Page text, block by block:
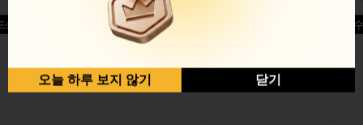
글윙
반반순살[레드+허니]
허니옥
오늘 하루 보지 않기 닫기